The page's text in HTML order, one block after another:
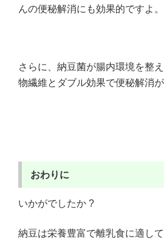
んの便秘解消にも効果的ですよ。
さらに、納豆菌が腸内環境を整
物繊維とダブル効果で便秘解消が
おわりに
いかがでしたか ?
納豆は栄養豊富で離乳食に適し